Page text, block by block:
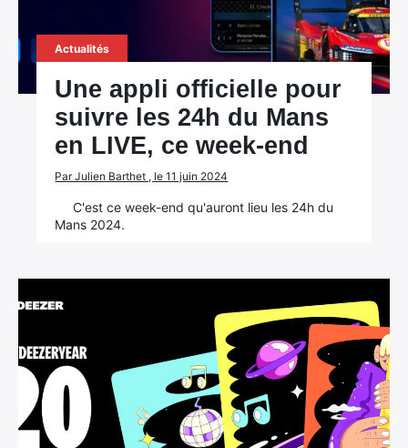
Actualités
Une appli officielle pour
suivre les 24h du Mans
en LIVE, ce week-end
Par Julien Barthet , le 11 juin 2024
C'est ce week-end qu'auront lieu les 24h du
Mans 2024.